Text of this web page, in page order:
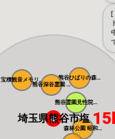
[
森林公園 昭和...
熊谷霊園見性院...
熊谷ひばりの森...
宝積観音メモリ...
熊谷深谷霊園 ...
埼玉県熊谷市塩